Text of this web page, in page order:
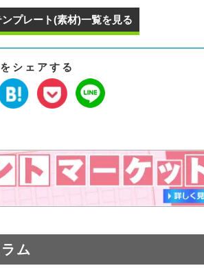
プレート(素材)一覧を見る
シェアする
ム